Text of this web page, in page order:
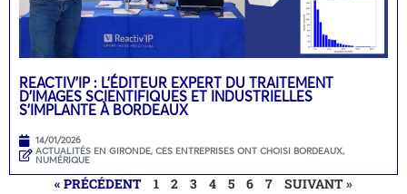
REACTIV’IP : L’ÉDITEUR EXPERT DU TRAITEMENT
D’IMAGES SCIENTIFIQUES ET INDUSTRIELLES
S’IMPLANTE À BORDEAUX
14/01/2026
ACTUALITÉS EN GIRONDE, CES ENTREPRISES ONT CHOISI BORDEAUX,
NUMÉRIQUE
« PRÉCÉDENT 1 2 3 4 5 6 7 SUIVANT »